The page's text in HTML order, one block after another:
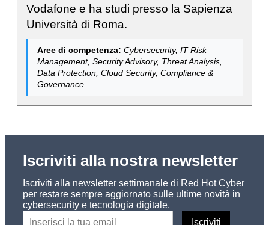
Vodafone e ha studi presso la Sapienza
Università di Roma.
Aree di competenza: Cybersecurity, IT Risk
Management, Security Advisory, Threat Analysis,
Data Protection, Cloud Security, Compliance &
Governance
Iscriviti alla nostra newsletter
Iscriviti alla newsletter settimanale di Red Hot Cyber
per restare sempre aggiornato sulle ultime novità in
cybersecurity e tecnologia digitale.